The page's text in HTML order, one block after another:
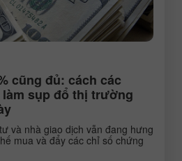
cũng đủ: cách các
sụp đổ thị trường
và nhà giao dịch vẫn đang hưng
mua và đẩy các chỉ số chứng